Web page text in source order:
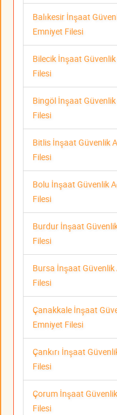
Balıkesir İnşaat
Emniyet Filesi
Bilecik İnşaat
Filesi
Bingöl İnşaat
Filesi
Bitlis İnşaat Güvenlik
Filesi
Bolu İnşaat Güvenlik
Filesi
Burdur İnşaat
Filesi
Bursa İnşaat Güvenlik
Filesi
Çanakkale İnşaat
Emniyet Filesi
Çankırı İnşaat
Filesi
Çorum İnşaat
Filesi